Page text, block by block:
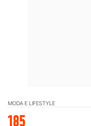
MODA E LIFESTYLE
185